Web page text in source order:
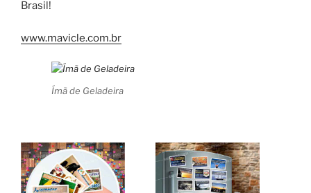
Brasil!
www.mavicle.com.br
Ímã de Geladeira